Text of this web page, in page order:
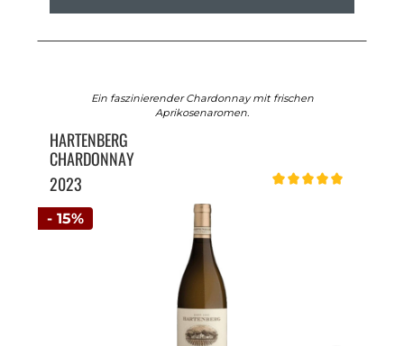
- 15%
Ein faszinierender Chardonnay mit frischen
Aprikosenaromen.
HARTENBERG
CHARDONNAY
2023